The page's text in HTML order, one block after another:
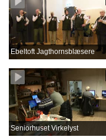
Ebeltoft Jagthornsblæsere
Seniorhuset Virkelyst